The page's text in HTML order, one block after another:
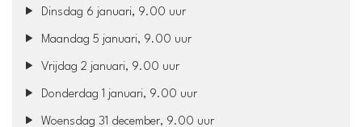
Dinsdag 6 januari, 9.00 uur
Maandag 5 januari, 9.00 uur
Vrijdag 2 januari, 9.00 uur
Donderdag 1 januari, 9.00 uur
Woensdag 31 december, 9.00 uur